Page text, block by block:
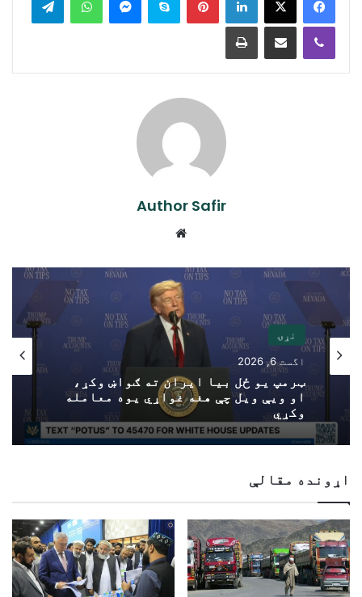
Viber
Share via Email
Print
Author Safir
نړۍ
اگست 6, 2026
ټرمپ یو ځل بیا ایران ته ګواښ وکړ،
او ویې ویل چې هغه غواړي یوه معامله
وکړي
اړونده مقالې